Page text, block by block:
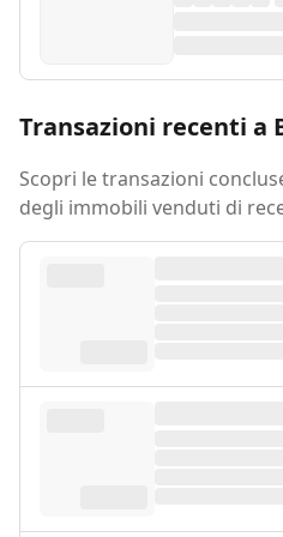
Transazioni recenti a
Scopri le transazioni
degli immobili venduti di